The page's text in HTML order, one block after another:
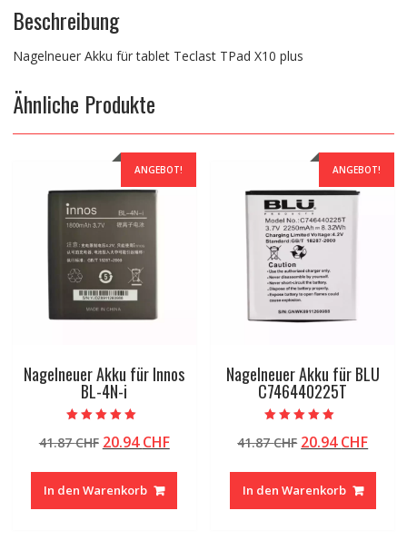
Beschreibung
Nagelneuer Akku für tablet Teclast TPad X10 plus
Ähnliche Produkte
ANGEBOT!
Nagelneuer Akku für Innos
BL-4N-i
5.00
von 5
41.87CHF Ursprünglicher
war:
41.87 CHF
20.94CHFAktueller
In den Warenkorb
ANGEBOT!
Nagelneuer Akku für BLU
C746440225T
5.00
von 5
41.87CHF Ursprünglicher
war:
41.87 CHF
20.94CHF
In den Warenkorb